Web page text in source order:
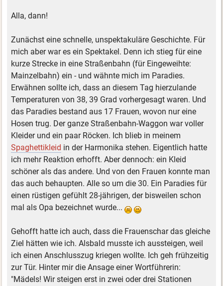
Alla, dann!
Zunächst eine schnelle, unspektakuläre Geschichte. Für
mich aber war es ein Spektakel. Denn ich stieg für eine
kurze Strecke in eine Straßenbahn (für Eingeweihte:
Mainzelbahn) ein - und wähnte mich im Paradies.
Erwähnen sollte ich, dass an diesem Tag hierzulande
Temperaturen von 38, 39 Grad vorhergesagt waren. Und
das Paradies bestand aus 17 Frauen, wovon nur eine
Hosen trug. Der ganze Straßenbahn-Waggon war voller
Kleider und ein paar Röcken. Ich blieb in meinem
Spaghettikleid in der Harmonika stehen. Eigentlich hatte
ich mehr Reaktion erhofft. Aber dennoch: ein Kleid
schöner als das andere. Und von den Frauen konnte man
das auch behaupten. Alle so um die 30. Ein Paradies für
einen rüstigen gefühlt 28-jährigen, der bisweilen schon
mal als Opa bezeichnet wurde...
Gehofft hatte ich auch, dass die Frauenschar das gleiche
Ziel hätten wie ich. Alsbald musste ich aussteigen, weil
ich einen Anschlusszug kriegen wollte. Ich geh frühzeitig
zur Tür. Hinter mir die Ansage einer Wortführerin:
"Mädels! Wir steigen erst in zwei oder drei Stationen